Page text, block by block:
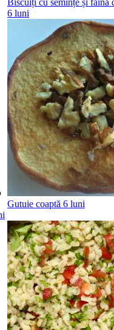
6 luni
Gutuie coaptă 6 luni